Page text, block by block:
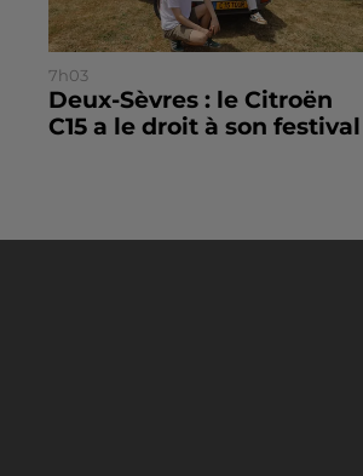
7h03
Deux-Sèvres : le Citroën
C15 a le droit à son festival